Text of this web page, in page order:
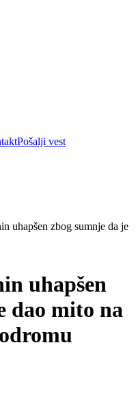
Pošalji vest
uhapšen zbog sumnje da je
uhapšen
dao mito na